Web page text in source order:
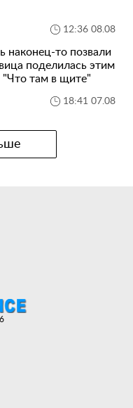
12:36 08.08
наконец-то позвали
поделилась этим
"Что там в щите"
18:41 07.08